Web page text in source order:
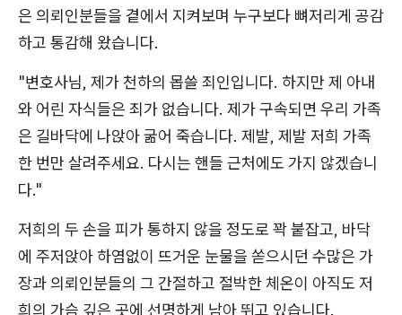
은 의뢰인분들을 곁에서 지켜보며 누구보다 뼈저리게 공감
하고 통감해 왔습니다.
"변호사님, 제가 천하의 몹쓸 죄인입니다. 하지만 제 아내
와 어린 자식들은 죄가 없습니다. 제가 구속되면 우리 가족
은 길바닥에 나앉아 굶어 죽습니다. 제발, 제발 저희 가족
한 번만 살려주세요. 다시는 핸들 근처에도 가지 않겠습니
다."
저희의 두 손을 피가 통하지 않을 정도로 꽉 붙잡고, 바닥
에 주저앉아 하염없이 뜨거운 눈물을 쏟으시던 수많은 가
장과 의뢰인분들의 그 간절하고 절박한 체온이 아직도 저
희의 가슴 깊은 곳에 선명하게 남아 뛰고 있습니다.